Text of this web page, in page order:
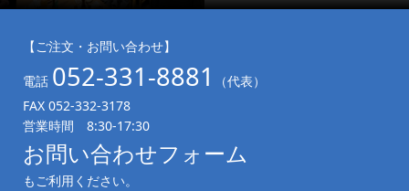
【ご注文・お問い合わせ】
電話 052-331-8881
（代表）
FAX 052-332-3178
営業時間 8:30-17:30
お問い合わせフォーム
もご利用ください。